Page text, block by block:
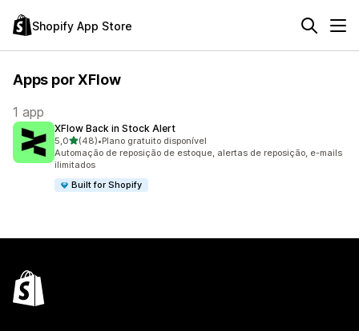
Shopify App Store
Apps por XFlow
1 app
XFlow Back in Stock Alert
5,0de 5 estrelas
(48)
48 avaliações ao todo
•Plano gratuito disponível
Automação de reposição de estoque, alertas de reposição, e-mails
ilimitados
Built for Shopify